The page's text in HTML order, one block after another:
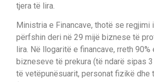
tjera të lira.
Ministria e Financave, thotë se regjimi
përfshin deri në 29 mijë biznese të
lira. Në llogaritë e financave, rreth
bizneseve të prekura (të ndarë sipas
të vetëpunësuarit, personat fizikë dhe